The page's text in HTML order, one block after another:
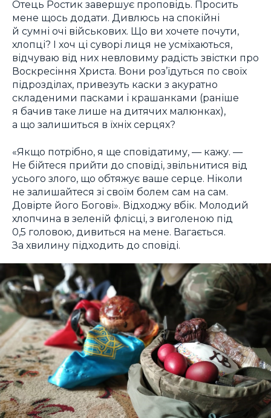
Отець Ростик завершує проповідь. Просить
мене щось додати. Дивлюсь на спокійні
й сумні очі військових. Що ви хочете почути,
хлопці? І хоч ці суворі лиця не усміхаються,
відчуваю від них невловиму радість звістки про
Воскресіння Христа. Вони роз’їдуться по своїх
підрозділах, привезуть каски з акуратно
складеними пасками і крашанками (раніше
я бачив таке лише на дитячих малюнках),
а що залишиться в їхніх серцях?
«Якщо потрібно, я ще сповідатиму, — кажу. —
Не бійтеся прийти до сповіді, звільнитися від
усього злого, що обтяжує ваше серце. Ніколи
не залишайтеся зі своїм болем сам на сам.
Довірте його Богові». Відходжу вбік. Молодий
хлопчина в зеленій флісці, з виголеною під
0,5 головою, дивиться на мене. Вагається.
За хвилину підходить до сповіді.